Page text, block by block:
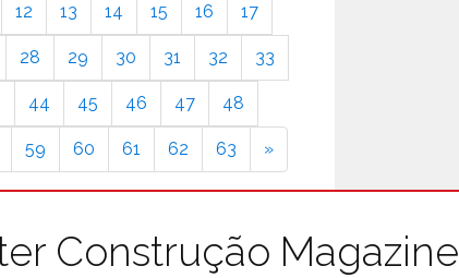
12 13 14 15 16 17
28 29 30 31 32 33
44 45 46 47 48
59 60 61 62 63 »
Construção Magazine